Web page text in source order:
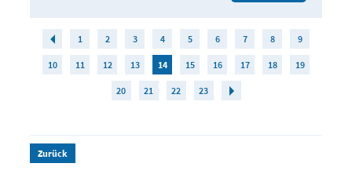
1 2 3 4 5 6 7 8 9
10 11 12 13 14 15 16 17 18 19
20 21 22 23
Zurück